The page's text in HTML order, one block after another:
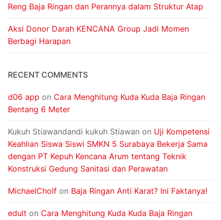
Reng Baja Ringan dan Perannya dalam Struktur Atap
Aksi Donor Darah KENCANA Group Jadi Momen
Berbagi Harapan
RECENT COMMENTS
d06 app on Cara Menghitung Kuda Kuda Baja Ringan
Bentang 6 Meter
Kukuh Stiawandandi kukuh Stiawan on Uji Kompetensi
Keahlian Siswa Siswi SMKN 5 Surabaya Bekerja Sama
dengan PT Kepuh Kencana Arum tentang Teknik
Konstruksi Gedung Sanitasi dan Perawatan
MichaelCholf on Baja Ringan Anti Karat? Ini Faktanya!
edult on Cara Menghitung Kuda Kuda Baja Ringan